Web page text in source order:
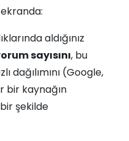
aldığınız
sayısını, bu
dağılımını (Google,
bir kaynağın
şekilde